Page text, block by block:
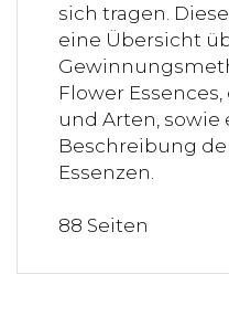
sich tragen.
eine Übersicht
Flower
und Arten, sowie
Beschreibung
Essenzen.
88 Seiten